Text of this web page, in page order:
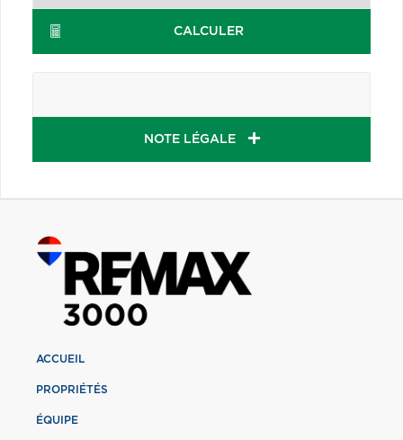
CALCULER
NOTE LÉGALE
ACCUEIL
PROPRIÉTÉS
ÉQUIPE